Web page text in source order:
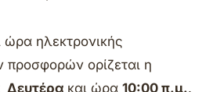
ώρα ηλεκτρονικής
ορίζεται η
Δευτέρα και ώρα 10:00 π.μ..